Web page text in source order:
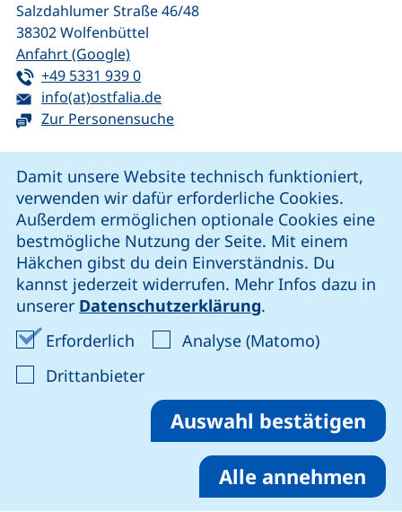
Damit unsere Website technisch funktioniert,
verwenden wir dafür erforderliche Cookies.
Außerdem ermöglichen optionale Cookies eine
bestmögliche Nutzung der Seite. Mit einem
Häkchen gibst du dein Einverständnis. Du
kannst jederzeit widerrufen. Mehr Infos dazu in
unserer Datenschutzerklärung.
Erforderlich Erforderliche Cookies akzeptieren
Analyse (Matomo)Analyse-
Drittanbieter: Cookies von Drittanbieter
Auswahl bestätigen
Alle annehmen
Salzdahlumer Straße 46/48
38302Wolfenbüttel
Anfahrt (Google)(externer Link, öffnet neues Fenster)
Tel:
+49 5331 939 0(startet einen Telefonanruf, wenn Ihr
E-Mail:
info(at)ostfalia.de(öffnet Ihr E-Mail-Programm)
Zur Personensuche
unsere Facebook-Seite (externer Link, öffnet neues
unsere LinkedIn-Seite (externer Link, öffnet
unsere Instagram-Seite (externer Link,
unsere YouTube-Seite (externer
Cookie-Einstellungen
Impressum
Datenschutz
Erklärung zur Barrierefreiheit